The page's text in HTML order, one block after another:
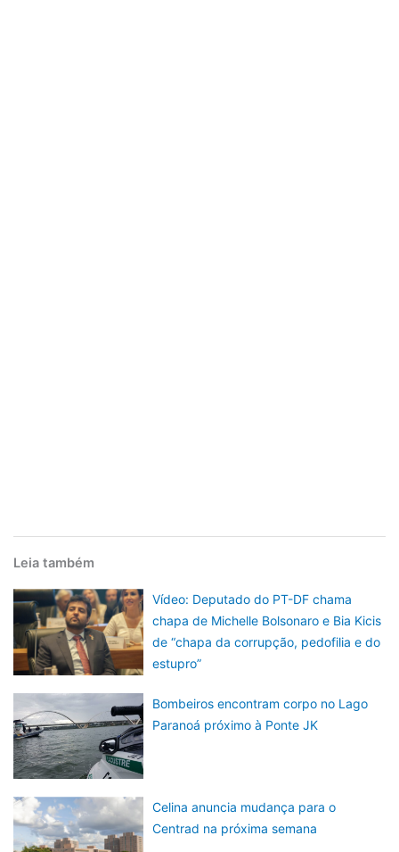
Leia também
Vídeo: Deputado do PT-DF chama
chapa de Michelle Bolsonaro e Bia Kicis
de “chapa da corrupção, pedofilia e do
estupro”
Bombeiros encontram corpo no Lago
Paranoá próximo à Ponte JK
Celina anuncia mudança para o
Centrad na próxima semana